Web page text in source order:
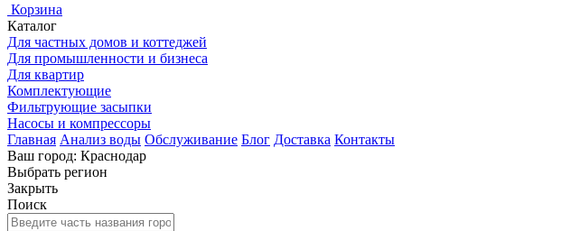
Корзина
Каталог
Для частных домов и коттеджей
Для промышленности и бизнеса
Для квартир
Комплектующие
Фильтрующие засыпки
Насосы и компрессоры
Главная Анализ воды Обслуживание Блог Доставка Контакты
Ваш город: Краснодар
Выбрать регион
Закрыть
Поиск